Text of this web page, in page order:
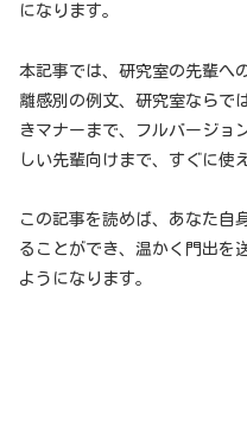
になります。
本記事では、研究室の先輩へ
離感別の例文、研究室ならで
きマナーまで、フルバージョ
しい先輩向けまで、すぐに使
この記事を読めば、あなた自
ることができ、温かく門出を
ようになります。